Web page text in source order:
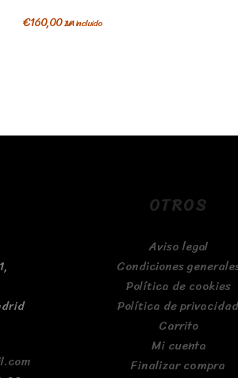
€160,00IVA incluido
OTROS
Aviso legal
Condiciones
Política de cookies
Política de
Carrito
Mi cuenta
Finalizar compra